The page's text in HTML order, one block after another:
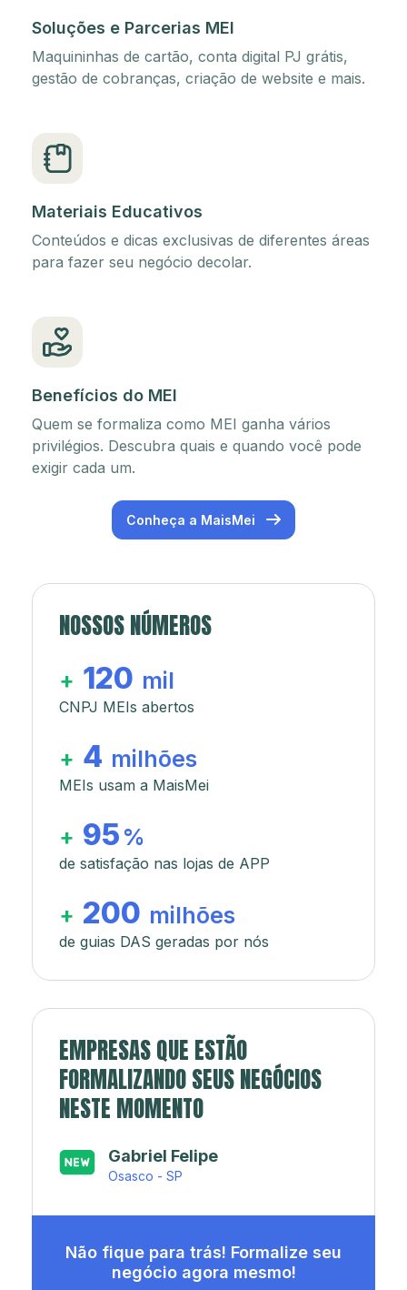
Soluções e Parcerias MEI
Maquininhas de cartão, conta digital PJ grátis,
gestão de cobranças, criação de website e mais.
Materiais Educativos
Conteúdos e dicas exclusivas de diferentes áreas
para fazer seu negócio decolar.
Benefícios do MEI
Quem se formaliza como MEI ganha vários
privilégios. Descubra quais e quando você pode
exigir cada um.
Conheça a MaisMei
NOSSOS NÚMEROS
+ 120 mil
CNPJ MEIs abertos
+ 4 milhões
MEIs usam a MaisMei
+ 95 %
de satisfação nas lojas de APP
+ 200 milhões
de guias DAS geradas por nós
EMPRESAS QUE ESTÃO
FORMALIZANDO SEUS NEGÓCIOS
NESTE MOMENTO
Japa’s açaí e sorveteria
Rio de Janeiro - RJ
Não fique para trás! Formalize seu
negócio agora mesmo!